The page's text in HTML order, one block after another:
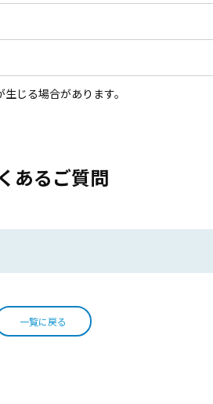
じる場合があります。
あるご質問
一覧に戻る